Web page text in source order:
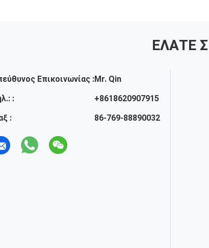
ΕΛΆΤΕ
Επικοινωνίας :Mr. Qin
:
+8618620907915
:
86-769-88890032